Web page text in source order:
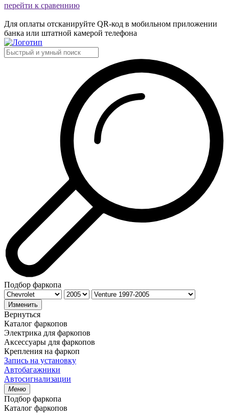
перейти к сравеннию
Для оплаты отсканируйте QR-код в мобильном приложении
банка или штатной камерой телефона
Подбор фаркопа
Изменить
Вернуться
Каталог фаркопов
Электрика для фаркопов
Аксессуары для фаркопов
Крепления на фаркоп
Запись на установку
Автобагажники
Автосигнализации
Меню
Подбор фаркопа
Каталог фаркопов